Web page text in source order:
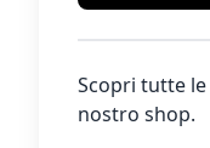
Scopri tutte
nostro shop.